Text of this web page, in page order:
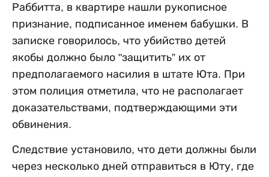
Раббитта, в квартире нашли рукописное
признание, подписанное именем бабушки. В
записке говорилось, что убийство детей
якобы должно было "защитить” их от
предполагаемого насилия в штате Юта. При
этом полиция отметила, что не располагает
доказательствами, подтверждающими эти
обвинения.
Следствие установило, что дети должны были
через несколько дней отправиться в Юту, где